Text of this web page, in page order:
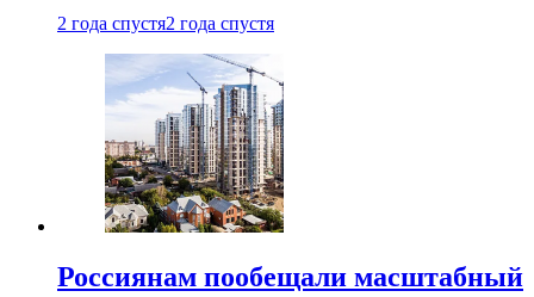
2 года спустя2 года спустя
Россиянам пообещали масштабный